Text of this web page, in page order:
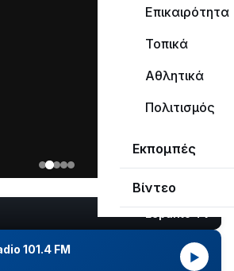
Επικαιρότητα
Τοπικά
Αθλητικά
Πολιτισμός
Εκπομπές
Βίντεο
101.4 FM
▶